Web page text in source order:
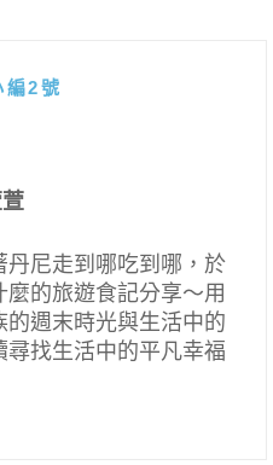
編2號
尼走到哪吃到哪，於
的旅遊食記分享～用
週末時光與生活中的
找生活中的平凡幸福